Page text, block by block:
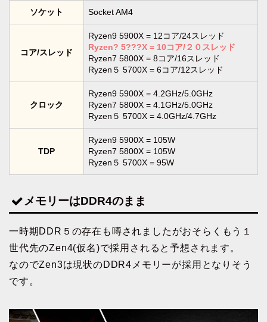
ソケット Socket AM4
コア/スレッド
Ryzen9 5900X = 12コア/24スレッド
Ryzen? 5???X = 10コア/２０スレッド
Ryzen7 5800X = 8コア/16スレッド
Ryzen５ 5700X = 6コア/12スレッド
クロック
Ryzen9 5900X = 4.2GHz/5.0GHz
Ryzen7 5800X = 4.1GHz/5.0GHz
Ryzen５ 5700X = 4.0GHz/4.7GHz
TDP
Ryzen9 5900X = 105W
Ryzen7 5800X = 105W
Ryzen５ 5700X = 95W
メモリーはDDR4のまま
一時期DDR５の存在も噂されましたがおそらくもう１
世代先のZen4(仮名)で採用されると予想されます。
なのでZen3は現状のDDR4メモリーが採用となりそう
です。